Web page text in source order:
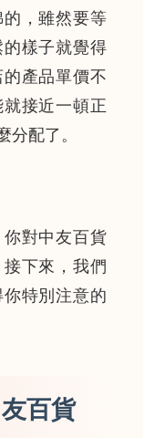
，雖然要等
樣子就覺得
產品單價不
接近一頓正
分配了。
對中友百貨
下來，我們
特別注意的
百貨